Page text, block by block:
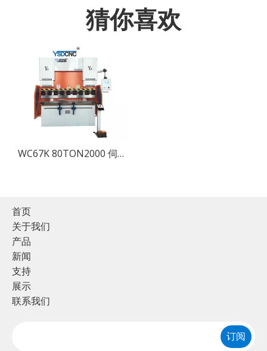
猜你喜欢
WC67K 80TON2000 伺服液压折弯机，带 CybTouch 8P，板材折弯机出售
首页
关于我们
产品
新闻
支持
展示
联系我们
订阅